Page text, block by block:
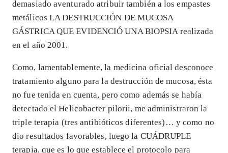
demasiado aventurado atribuir también a los empastes
metálicos LA DESTRUCCIÓN DE MUCOSA
GÁSTRICA QUE EVIDENCIÓ UNA BIOPSIA realizada
en el año 2001.
Como, lamentablemente, la medicina oficial desconoce
tratamiento alguno para la destrucción de mucosa, ésta
no fue tenida en cuenta, pero como además se había
detectado el Helicobacter pilorii, me administraron la
triple terapia (tres antibióticos diferentes)… y como no
dio resultados favorables, luego la CUÁDRUPLE
terapia, que es lo que establece el protocolo para